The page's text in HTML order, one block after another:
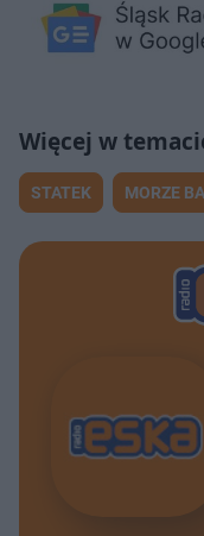
STATEK MORZE